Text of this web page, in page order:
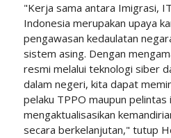
"Kerja sama antara Imigrasi,
Indonesia merupakan upaya
pengawasan kedaulatan
sistem asing. Dengan
resmi melalui teknologi siber
dalam negeri, kita dapat
pelaku TPPO maupun pelintas
mengaktualisasikan
secara berkelanjutan," tutup